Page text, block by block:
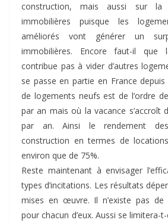
construction, mais aussi sur la
immobilières puisque les
améliorés vont générer un
immobilières. Encore faut-il que
contribue pas à vider d’autres
se passe en partie en France
de logements neufs est de l’ordre
par an mais où la vacance s’accroît
par an. Ainsi le rendement
construction en termes de
environ que de 75%.
Reste maintenant à envisager
types d’incitations. Les résultats
mises en œuvre. Il n’existe pas de
pour chacun d’eux. Aussi se limitera-